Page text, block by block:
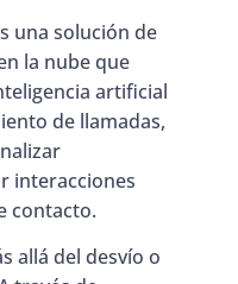
una solución de
la nube que
artificial
de llamadas,
interacciones
contacto.
allá del desvío o